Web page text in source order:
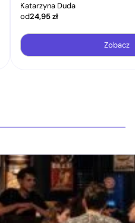
Katarzyna Duda
od24,95zł
Zobacz